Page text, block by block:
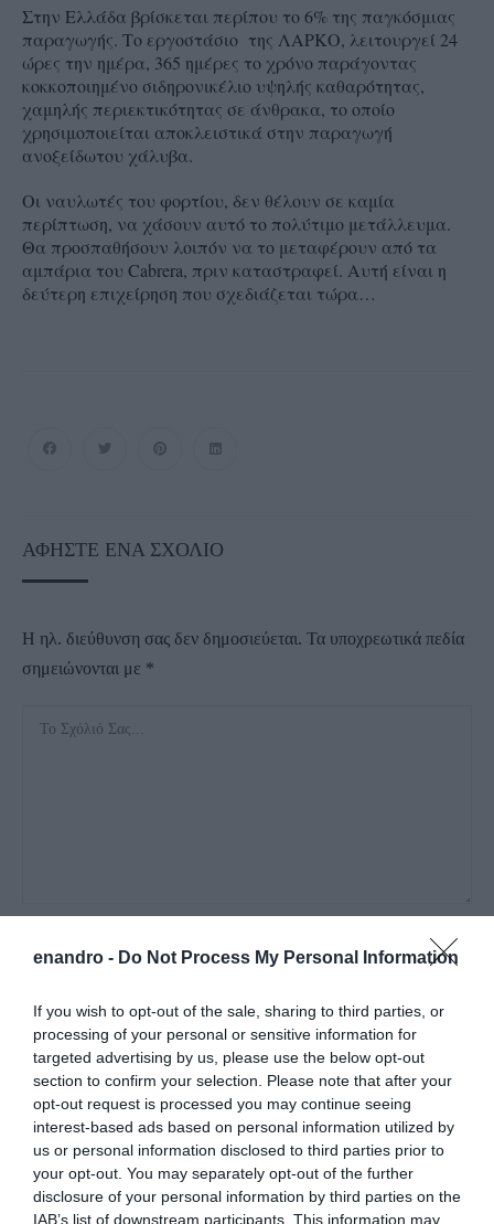
enandro - Do Not Process My Personal Information
If you wish to opt-out of the sale, sharing to third parties, or
processing of your personal or sensitive information for
targeted advertising by us, please use the below opt-out
section to confirm your selection. Please note that after your
opt-out request is processed you may continue seeing
interest-based ads based on personal information utilized by
us or personal information disclosed to third parties prior to
your opt-out. You may separately opt-out of the further
disclosure of your personal information by third parties on the
IAB’s list of downstream participants. This information may
Στην Ελλάδα βρίσκεται περίπου το 6% της παγκόσμιας
παραγωγής. Το εργοστάσιο της ΛΑΡΚΟ, λειτουργεί 24
ώρες την ημέρα, 365 ημέρες το χρόνο παράγοντας
κοκκοποιημένο σιδηρονικέλιο υψηλής καθαρότητας,
χαμηλής περιεκτικότητας σε άνθρακα, το οποίο
χρησιμοποιείται αποκλειστικά στην παραγωγή
ανοξείδωτου χάλυβα.
Οι ναυλωτές του φορτίου, δεν θέλουν σε καμία
περίπτωση, να χάσουν αυτό το πολύτιμο μετάλλευμα.
Θα προσπαθήσουν λοιπόν να το μεταφέρουν από τα
αμπάρια του Cabrera, πριν καταστραφεί. Αυτή είναι η
δεύτερη επιχείρηση που σχεδιάζεται τώρα…
ΑΦΉΣΤΕ ΈΝΑ ΣΧΌΛΙΟ
Η ηλ. διεύθυνση σας δεν δημοσιεύεται. Τα υποχρεωτικά πεδία
σημειώνονται με *
Αποθήκευσε το όνομά μου, email, και τον ιστότοπο μου σε
αυτόν τον πλοηγό για την επόμενη φορά που θα σχολιάσω.